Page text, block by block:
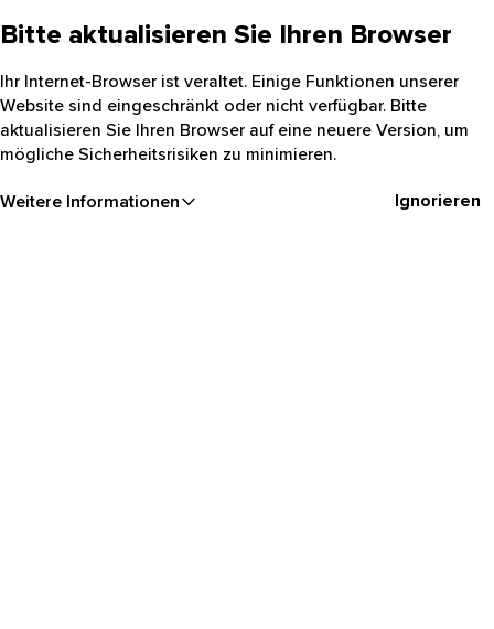
Bitte aktualisieren Sie Ihren Browser
Ihr Internet-Browser ist veraltet. Einige Funktionen unserer
Website sind eingeschränkt oder nicht verfügbar. Bitte
aktualisieren Sie Ihren Browser auf eine neuere Version, um
mögliche Sicherheitsrisiken zu minimieren.
Weitere Informationen Ignorieren